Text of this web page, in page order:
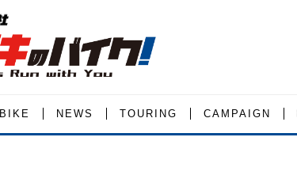
BIKE NEWS TOURING CAMPAIGN